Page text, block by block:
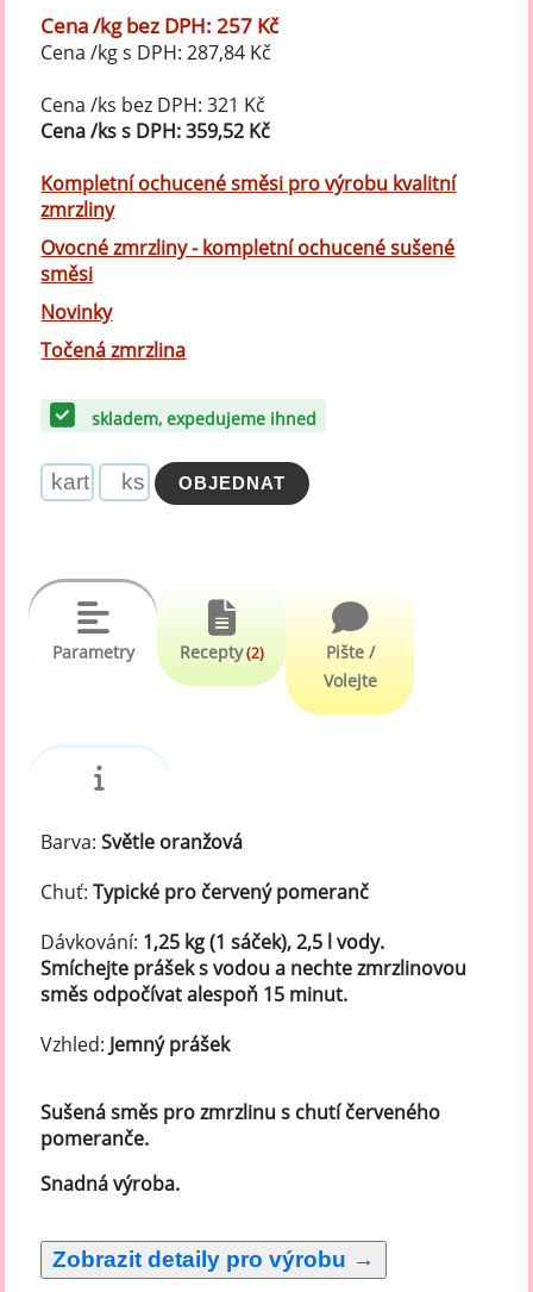
Cena /kg bez DPH: 257 Kč
Cena /kg s DPH: 287,84 Kč
Cena /ks bez DPH: 321 Kč
Cena /ks s DPH: 359,52 Kč
Kompletní ochucené směsi pro výrobu kvalitní
zmrzliny
Ovocné zmrzliny - kompletní ochucené sušené
směsi
Novinky
Točená zmrzlina
skladem, expedujeme ihned
Parametry Recepty(2)
Pište /
Volejte
Barva:Světle oranžová
Chuť:Typické pro červený pomeranč
Dávkování: 1,25 kg (1 sáček), 2,5 l vody.
Smíchejte prášek s vodou a nechte zmrzlinovou
směs odpočívat alespoň 15 minut.
Vzhled: Jemný prášek
Sušená směs pro zmrzlinu s chutí červeného
pomeranče.
Snadná výroba.